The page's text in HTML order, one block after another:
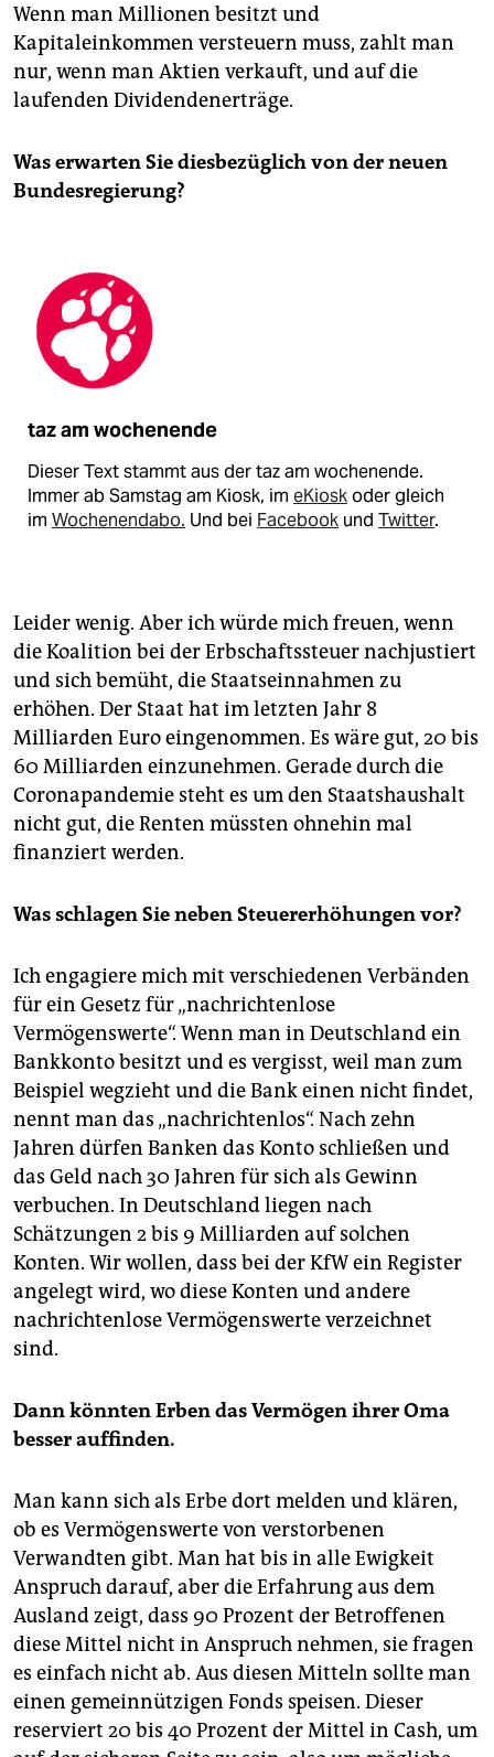
Wenn man Millionen besitzt und
Kapitaleinkommen versteuern muss, zahlt man
nur, wenn man Aktien verkauft, und auf die
laufenden Dividendenerträge.
Was erwarten Sie diesbezüglich von der neuen
Bundesregierung?
taz am wochenende
Dieser Text stammt aus der taz am wochenende.
Immer ab Samstag am Kiosk, im eKioskoder gleich
im Wochenendabo. Und bei Facebook und Twitter.
Leider wenig. Aber ich würde mich freuen, wenn
die Koalition bei der Erbschaftssteuer nachjustiert
und sich bemüht, die Staatseinnahmen zu
erhöhen. Der Staat hat im letzten Jahr 8
Milliarden Euro eingenommen. Es wäre gut, 20 bis
60 Milliarden einzunehmen. Gerade durch die
Coronapandemie steht es um den Staatshaushalt
nicht gut, die Renten müssten ohnehin mal
finanziert werden.
Was schlagen Sie neben Steuererhöhungen vor?
Ich engagiere mich mit verschiedenen Verbänden
für ein Gesetz für „nach­rich­ten­lose
Vermögenswerte“. Wenn man in Deutschland ein
Bankkonto besitzt und es vergisst, weil man zum
Beispiel wegzieht und die Bank einen nicht findet,
nennt man das „nachrichtenlos“. Nach zehn
Jahren dürfen Banken das Konto schließen und
das Geld nach 30 Jahren für sich als Gewinn
verbuchen. In Deutschland liegen nach
Schätzungen 2 bis 9 Milliarden auf solchen
Konten. Wir wollen, dass bei der KfW ein Register
angelegt wird, wo diese Konten und andere
nachrichtenlose Vermögenswerte verzeichnet
sind.
Dann könnten Erben das Vermögen ihrer Oma
besser auffinden.
Man kann sich als Erbe dort melden und klären,
ob es Vermögenswerte von verstorbenen
Verwandten gibt. Man hat bis in alle Ewigkeit
Anspruch darauf, aber die Erfahrung aus dem
Ausland zeigt, dass 90 Prozent der Betroffenen
diese Mittel nicht in Anspruch nehmen, sie fragen
es einfach nicht ab. Aus diesen Mitteln sollte man
einen gemeinnützigen Fonds speisen. Dieser
reserviert 20 bis 40 Prozent der Mittel in Cash, um